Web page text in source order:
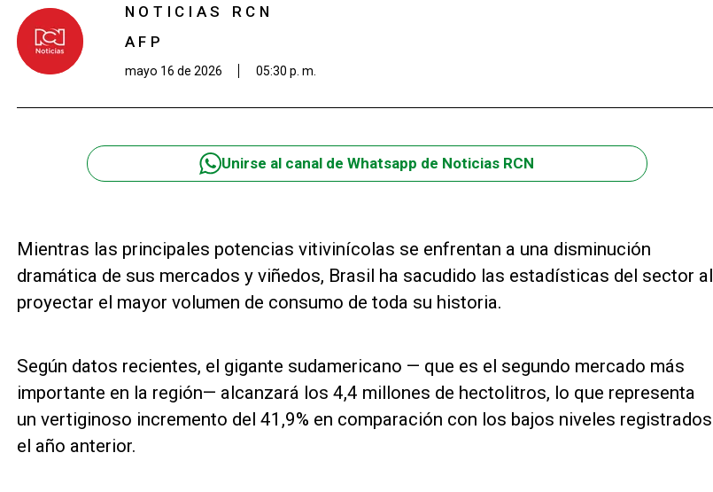
NOTICIAS RCN
AFP
mayo 16 de 2026 05:30 p. m.
Unirse al canal de Whatsapp de Noticias RCN
Mientras las principales potencias vitivinícolas se enfrentan a una disminución
dramática de sus mercados y viñedos, Brasil ha sacudido las estadísticas del sector al
proyectar el mayor volumen de consumo de toda su historia.
Según datos recientes, el gigante sudamericano — que es el segundo mercado más
importante en la región— alcanzará los 4,4 millones de hectolitros, lo que representa
un vertiginoso incremento del 41,9% en comparación con los bajos niveles registrados
el año anterior.